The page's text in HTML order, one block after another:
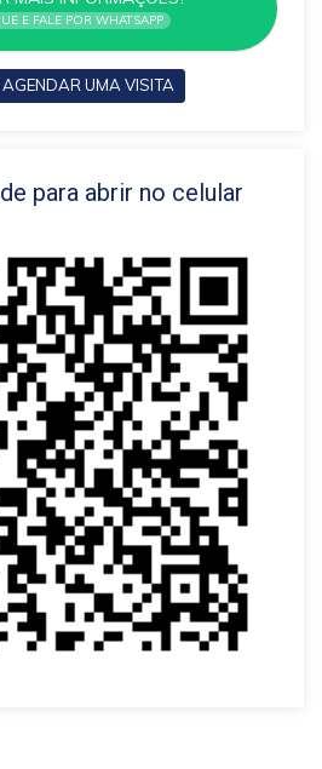
E FALE POR WHATSAPP
UMA VISITA
VOLTAR
para abrir no celular